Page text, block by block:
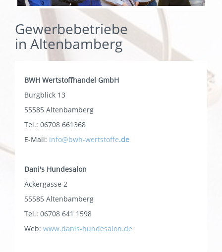
Gemeinden
Gewerbebetriebe
in Altenbamberg
BWH Wertstoffhandel GmbH
Burgblick 13
55585 Altenbamberg
Tel.: 06708 661368
E-Mail: info@bwh-wertstoffe.de
Dani's Hundesalon
Ackergasse 2
55585 Altenbamberg
Tel.: 06708 641 1598
Web: www.danis-hundesalon.de